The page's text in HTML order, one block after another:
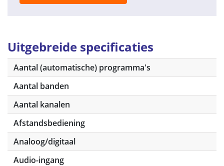
Uitgebreide specificaties
Aantal (automatische) programma's
Aantal banden
Aantal kanalen
Afstandsbediening
Analoog/digitaal
Audio-ingang